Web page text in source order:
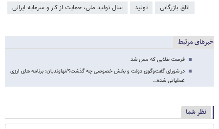
اتاق بازرگانی تولید سال تولید ملی، حمایت از کار و سرمایه ایرانی
خبرهای مرتبط
فرصت طلایی که مس شد
در شورای گفت‌وگوی دولت و بخش خصوصی چه گذشت؟/نهاوندیان: برنامه های ارزی
عملیاتی شده…
نظر شما